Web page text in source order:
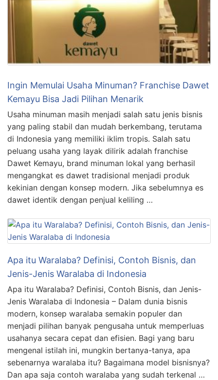
Ingin Memulai Usaha Minuman? Franchise Dawet
Kemayu Bisa Jadi Pilihan Menarik
Usaha minuman masih menjadi salah satu jenis bisnis
yang paling stabil dan mudah berkembang, terutama
di Indonesia yang memiliki iklim tropis. Salah satu
peluang usaha yang layak dilirik adalah franchise
Dawet Kemayu, brand minuman lokal yang berhasil
mengangkat es dawet tradisional menjadi produk
kekinian dengan konsep modern. Jika sebelumnya es
dawet identik dengan penjual keliling …
Apa itu Waralaba? Definisi, Contoh Bisnis, dan
Jenis-Jenis Waralaba di Indonesia
Apa itu Waralaba? Definisi, Contoh Bisnis, dan Jenis-
Jenis Waralaba di Indonesia – Dalam dunia bisnis
modern, konsep waralaba semakin populer dan
menjadi pilihan banyak pengusaha untuk memperluas
usahanya secara cepat dan efisien. Bagi yang baru
mengenal istilah ini, mungkin bertanya-tanya, apa
sebenarnya waralaba itu? Bagaimana model bisnisnya?
Dan apa saja contoh waralaba yang sudah terkenal …